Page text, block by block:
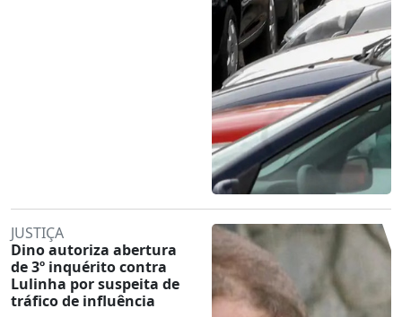
JUSTIÇA
Dino autoriza abertura
de 3º inquérito contra
Lulinha por suspeita de
tráfico de influência